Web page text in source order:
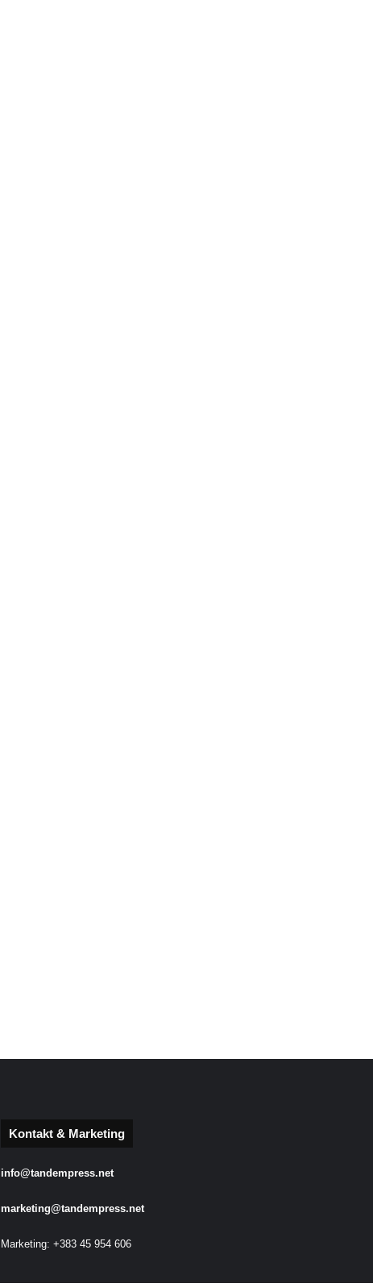
Kontakt & Marketing
info@tandempress.net
marketing@tandempress.net
Marketing: +383 45 954 606